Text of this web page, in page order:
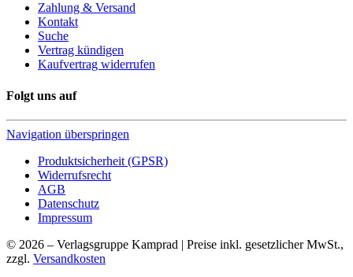
Zahlung & Versand
Kontakt
Suche
Vertrag kündigen
Kaufvertrag widerrufen
Folgt uns auf
Navigation überspringen
Produktsicherheit (GPSR)
Widerrufsrecht
AGB
Datenschutz
Impressum
© 2026 – Verlagsgruppe Kamprad | Preise inkl. gesetzlicher MwSt.,
zzgl. Versandkosten